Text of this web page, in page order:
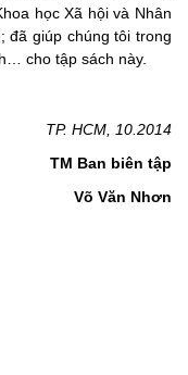
học Xã hội và Nhân
đã giúp chúng tôi trong
cho tập sách này.
TP. HCM, 10.2014
TM Ban biên tập
Võ Văn Nhơn